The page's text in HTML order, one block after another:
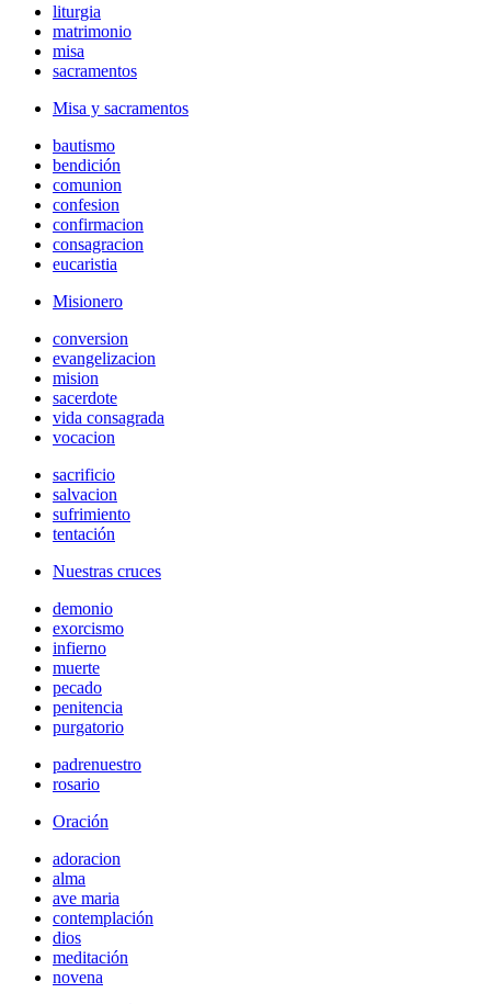
liturgia
matrimonio
misa
sacramentos
Misa y sacramentos
bautismo
bendición
comunion
confesion
confirmacion
consagracion
eucaristia
Misionero
conversion
evangelizacion
mision
sacerdote
vida consagrada
vocacion
sacrificio
salvacion
sufrimiento
tentación
Nuestras cruces
demonio
exorcismo
infierno
muerte
pecado
penitencia
purgatorio
padrenuestro
rosario
Oración
adoracion
alma
ave maria
contemplación
dios
meditación
novena